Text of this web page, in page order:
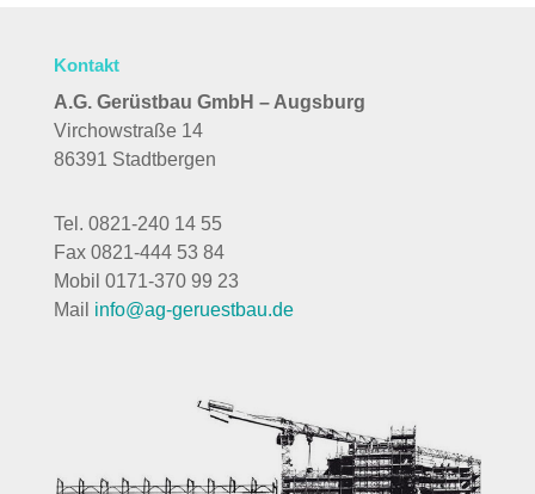
Kontakt
A.G. Gerüstbau GmbH – Augsburg
Virchowstraße 14
86391 Stadtbergen
Tel. 0821-240 14 55
Fax 0821-444 53 84
Mobil 0171-370 99 23
Mail info@ag-geruestbau.de